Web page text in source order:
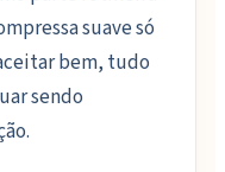
suave só
bem, tudo
sendo